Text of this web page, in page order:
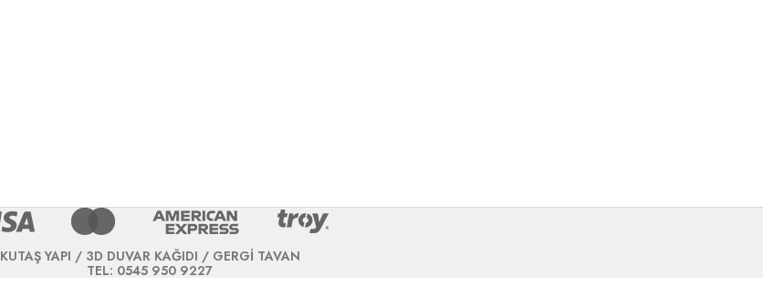
KUTAŞ YAPI / 3D DUVAR KAĞIDI / GERGİ TAVAN
TEL: 0545 950 9227